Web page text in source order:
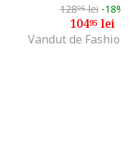
12895lei -18%
10495lei
Vandut de Fashion